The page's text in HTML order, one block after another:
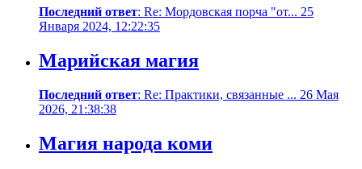
Последний ответ: Re: Мордовская порча "от... 25
Января 2024, 12:22:35
Марийская магия
Последний ответ: Re: Практики, связанные ... 26 Мая
2026, 21:38:38
Магия народа коми